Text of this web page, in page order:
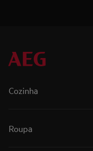
Cozinha
Roupa